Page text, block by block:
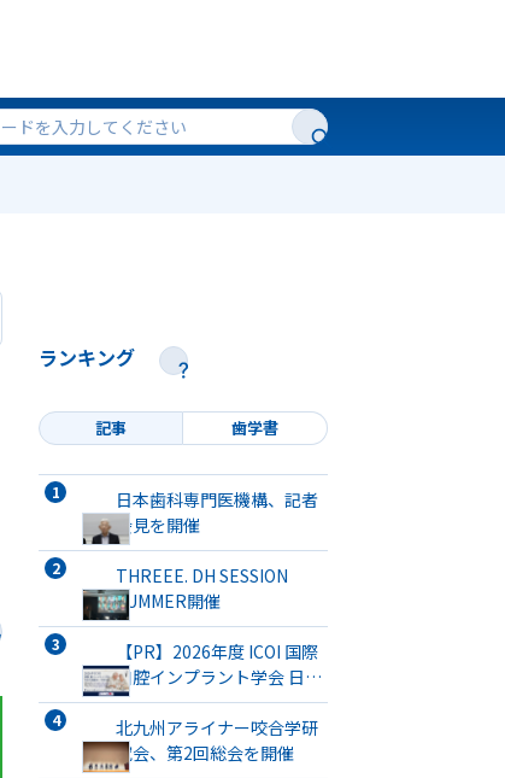
ランキング
記事 歯学書
日本歯科専門医機構、記者
会見を開催
THREEE. DH SESSION
SUMMER開催
【PR】2026年度 ICOI 国際
口腔インプラント学会 日本
支部総会・学術大会開催
北九州アライナー咬合学研
究会、第2回総会を開催